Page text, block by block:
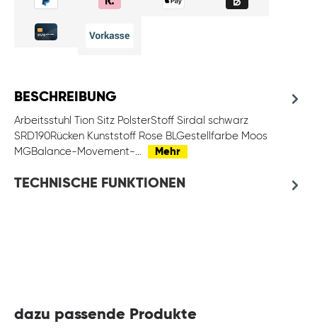
BESCHREIBUNG
Arbeitsstuhl Tion Sitz PolsterStoff Sirdal schwarz
SRD190Rücken Kunststoff Rose BLGestellfarbe Moos
MGBalance-Movement-…
Mehr
TECHNISCHE FUNKTIONEN
dazu passende Produkte